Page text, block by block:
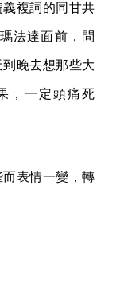
複詞的同甘共
法達面前，問
晚去想那些大
，一定頭痛死
表情一變，轉